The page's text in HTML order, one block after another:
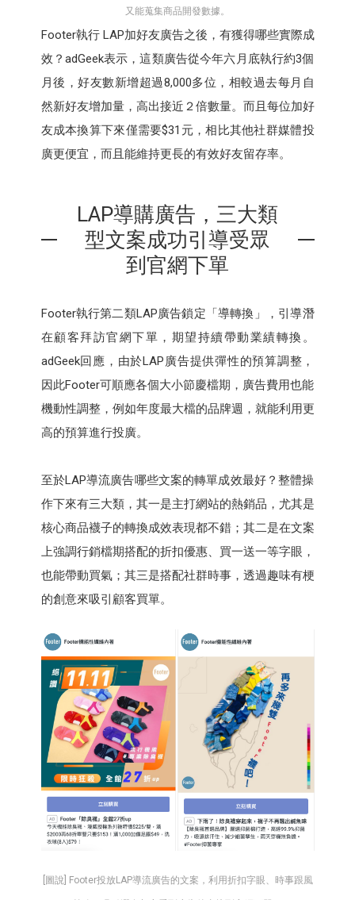
又能蒐集商品開發數據。
Footer執行 LAP加好友廣告之後，有獲得哪些實際成
效？adGeek表示，這類廣告從今年六月底執行約3個
月後，好友數新增超過8,000多位，相較過去每月自
然新好友增加量，高出接近２倍數量。而且每位加好
友成本換算下來僅需要$31元，相比其他社群媒體投
廣更便宜，而且能維持更長的有效好友留存率。
LAP導購廣告，三大類
型文案成功引導受眾
到官網下單
Footer執行第二類LAP廣告鎖定「導轉換」，引導潛
在顧客拜訪官網下單，期望持續帶動業績轉換。
adGeek回應，由於LAP廣告提供彈性的預算調整，
因此Footer可順應各個大小節慶檔期，廣告費用也能
機動性調整，例如年度最大檔的品牌週，就能利用更
高的預算進行投廣。
至於LAP導流廣告哪些文案的轉單成效最好？整體操
作下來有三大類，其一是主打網站的熱銷品，尤其是
核心商品襪子的轉換成效表現都不錯；其二是在文案
上強調行銷檔期搭配的折扣優惠、買一送一等字眼，
也能帶動買氣；其三是搭配社群時事，透過趣味有梗
的創意來吸引顧客買單。
[圖說] Footer投放LAP導流廣告的文案，利用折扣字眼、時事跟風